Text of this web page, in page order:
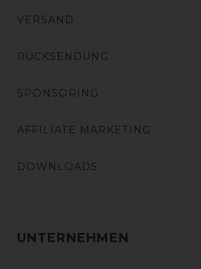
VERSAND
RÜCKSENDUNG
SPONSORING
AFFILIATE MARKETING
DOWNLOADS
UNTERNEHMEN